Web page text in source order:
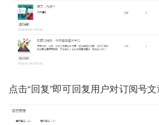
点击“回复”即可回复用户对订阅号文